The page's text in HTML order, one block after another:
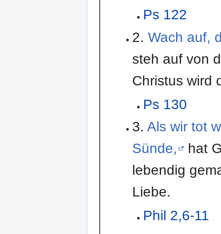
Ps 122
2. Wach auf,
steh auf von
Christus wird
Ps 130
3. Als wir tot
Sünde,
hat
lebendig
Liebe.
Phil 2,6-11